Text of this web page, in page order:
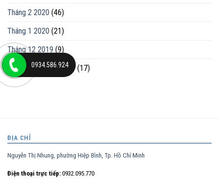
Tháng 2 2020 (46)
Tháng 1 2020 (21)
Tháng 12 2019 (9)
Tháng mười một 2019(17)
ĐỊA CHỈ
Nguyễn Thị Nhung, phường Hiệp Bình, Tp. Hồ Chí Minh
Điện thoại trực tiếp: 0932.095.770
0934.586.924